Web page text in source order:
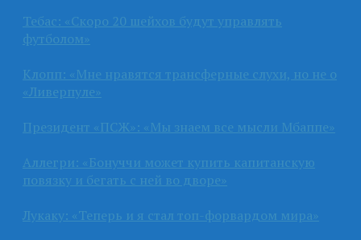
Тебас: «Скоро 20 шейхов будут управлять
футболом»
Клопп: «Мне нравятся трансферные слухи, но не о
«Ливерпуле»
Президент «ПСЖ»: «Мы знаем все мысли Мбаппе»
Аллегри: «Бонуччи может купить капитанскую
повязку и бегать с ней во дворе»
Лукаку: «Теперь и я стал топ-форвардом мира»